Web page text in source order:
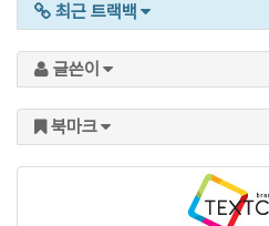
최근 트랙백
글쓴이
북마크